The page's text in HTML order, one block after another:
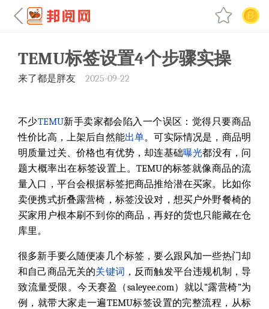
TEMU标签设置4个步骤实操
来了都是胖友 2025-09-22
不少TEMU新手卖家都会陷入一个误区：觉得只要商品
性价比高，上架后自然能出单。可实际情况是，商品明
明质量过关、价格也有优势，却连基础曝光都没有，问
题大概率出在标签设置上。TEMU的标签就像商品的流
量入口，平台会根据标签把商品推给潜在买家。比如你
卖便携式折叠露营椅，标签没设对，想买户外野餐椅的
买家用户根本刷不到你的商品，再好的货也只能藏在仓
库里。
很多新手要么随便凑几个标签，要么跟风加一些热门却
和自己商品无关的关键词 ，反而触发平台违规机制，导
致流量受限。今天赛盈（saleyee.com）就以“露营椅”为
例，就带大家走一遍TEMU标签设置的完整流程，从标